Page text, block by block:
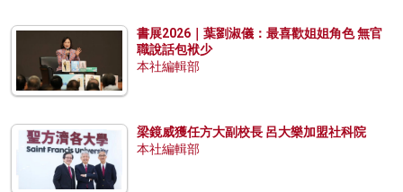
書展2026｜葉劉淑儀：最喜歡姐姐角色 無官
職說話包袱少
本社編輯部
梁鏡威獲任方大副校長 呂大樂加盟社科院
本社編輯部